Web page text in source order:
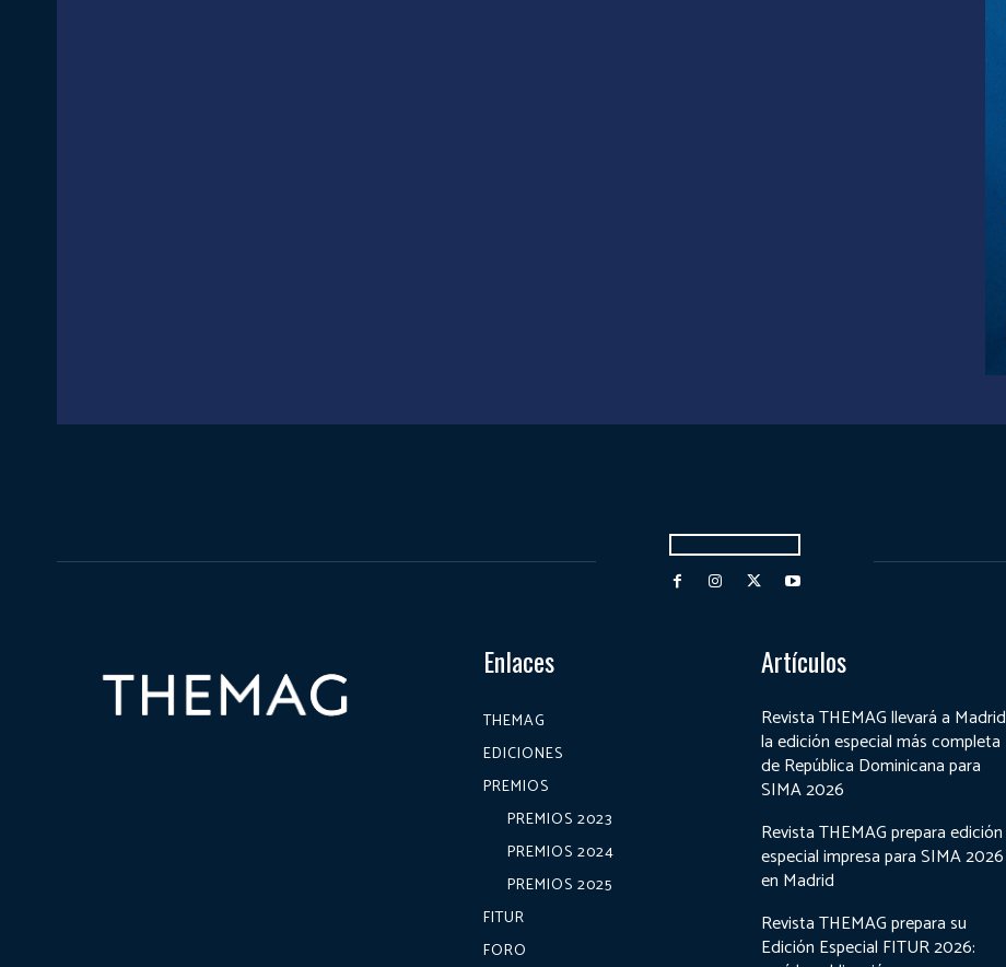
Enlaces
THEMAG
EDICIONES
PREMIOS
PREMIOS 2023
PREMIOS 2024
PREMIOS 2025
FITUR
FORO
Artículos
Revista THEMAG llevará a Madrid
la edición especial más completa
de República Dominicana para
SIMA 2026
Revista THEMAG prepara edición
especial impresa para SIMA 2026
en Madrid
Revista THEMAG prepara su
Edición Especial FITUR 2026: